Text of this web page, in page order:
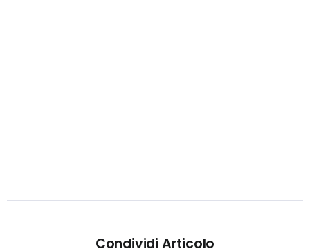
Condividi Articolo